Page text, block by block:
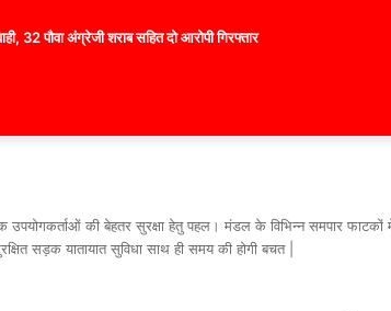
32 पौवा अंग्रेजी शराब सहित दो आरोपी गिरफ्तार
उपयोगकर्ताओं की बेहतर सुरक्षा हेतु पहल। मंडल के विभिन्न समपार फाटकों
सड़क यातायात सुविधा साथ ही समय की होगी बचत |